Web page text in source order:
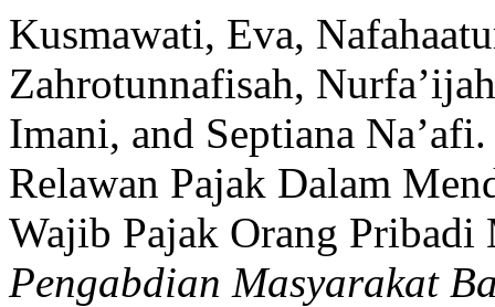
Kusmawati, Eva,
Zahrotunnafisah,
Imani, and Septiana
Relawan Pajak Dalam
Wajib Pajak Orang
Pengabdian Masyarakat